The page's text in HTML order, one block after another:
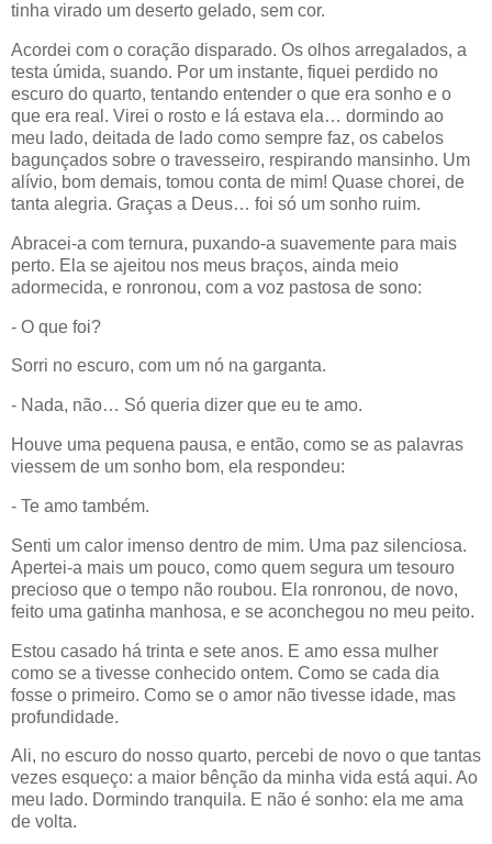
tinha virado um deserto gelado, sem cor.
Acordei com o coração disparado. Os olhos arregalados, a
testa úmida, suando. Por um instante, fiquei perdido no
escuro do quarto, tentando entender o que era sonho e o
que era real. Virei o rosto e lá estava ela… dormindo ao
meu lado, deitada de lado como sempre faz, os cabelos
bagunçados sobre o travesseiro, respirando mansinho. Um
alívio, bom demais, tomou conta de mim! Quase chorei, de
tanta alegria. Graças a Deus… foi só um sonho ruim.
Abracei-a com ternura, puxando-a suavemente para mais
perto. Ela se ajeitou nos meus braços, ainda meio
adormecida, e ronronou, com a voz pastosa de sono:
- O que foi?
Sorri no escuro, com um nó na garganta.
- Nada, não… Só queria dizer que eu te amo.
Houve uma pequena pausa, e então, como se as palavras
viessem de um sonho bom, ela respondeu:
- Te amo também.
Senti um calor imenso dentro de mim. Uma paz silenciosa.
Apertei-a mais um pouco, como quem segura um tesouro
precioso que o tempo não roubou. Ela ronronou, de novo,
feito uma gatinha manhosa, e se aconchegou no meu peito.
Estou casado há trinta e sete anos. E amo essa mulher
como se a tivesse conhecido ontem. Como se cada dia
fosse o primeiro. Como se o amor não tivesse idade, mas
profundidade.
Ali, no escuro do nosso quarto, percebi de novo o que tantas
vezes esqueço: a maior bênção da minha vida está aqui. Ao
meu lado. Dormindo tranquila. E não é sonho: ela me ama
de volta.